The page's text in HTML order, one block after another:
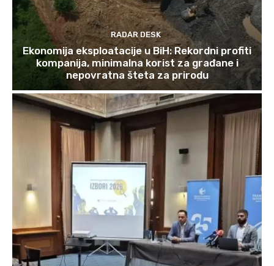
RADAR DESK
Ekonomija eksploatacije u BiH: Rekordni profiti
kompanija, minimalna korist za građane i
nepovratna šteta za prirodu